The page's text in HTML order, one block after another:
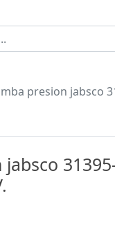
presion jabsco